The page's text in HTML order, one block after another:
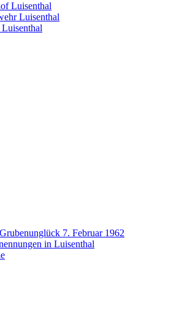
Luisenthal
Luisenthal
Grubenunglück 7. Februar 1962
in Luisenthal